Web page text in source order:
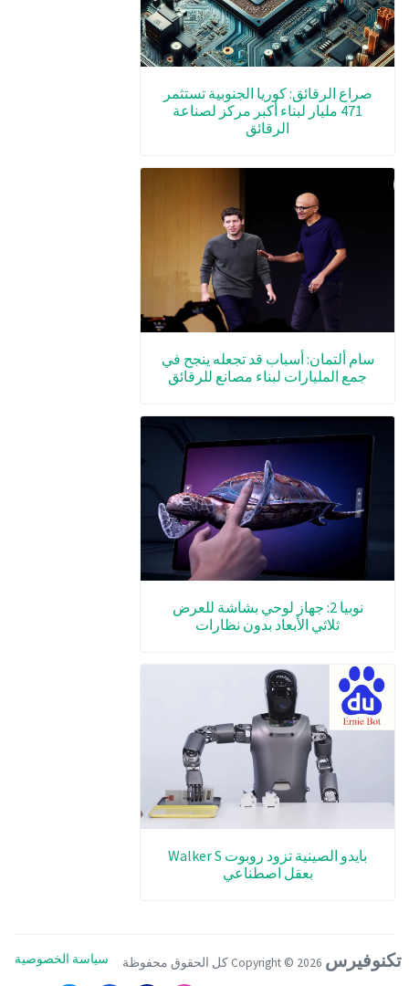
صراع الرقائق: كوريا الجنوبية تستثمر
471 مليار لبناء أكبر مركز لصناعة
الرقائق
سام ألتمان: أسباب قد تجعله ينجح في
جمع المليارات لبناء مصانع للرقائق
نوبيا 2: جهاز لوحي بشاشة للعرض
ثلاثي الأبعاد بدون نظارات
بايدو الصينية تزود روبوت Walker S
بعقل اصطناعي
تكنوفيرس 2026 كل الحقوق محفوظة سياسة الخصوصية